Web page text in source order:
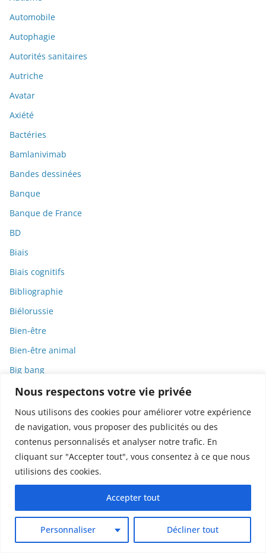
Nous respectons votre vie privée
Nous utilisons des cookies pour améliorer votre expérience
de navigation, vous proposer des publicités ou des
contenus personnalisés et analyser notre trafic. En
cliquant sur "Accepter tout", vous consentez à ce que nous
utilisions des cookies.
Personnaliser Décliner tout
Accepter tout
Automobile
Autophagie
Autorités sanitaires
Autriche
Avatar
Axiété
Bactéries
Bamlanivimab
Bandes dessinées
Banque
Banque de France
BD
Biais
Biais cognitifs
Bibliographie
Biélorussie
Bien-être
Bien-être animal
Big bang
Bio
Biochimie
Biodiversité
Biodynamie
Biographie
Biologie
Biomarqueurs
Biotech